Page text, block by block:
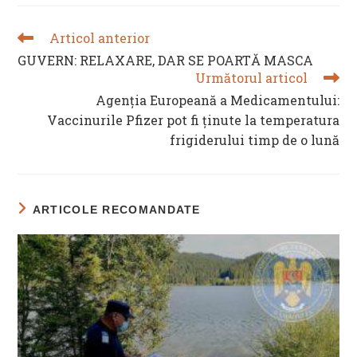
READ
ARTICLES
Articol anterior
GUVERN: RELAXARE, DAR SE POARTĂ MASCA
Următorul articol
Agenţia Europeană a Medicamentului:
Vaccinurile Pfizer pot fi ținute la temperatura
frigiderului timp de o lună
ARTICOLE RECOMANDATE